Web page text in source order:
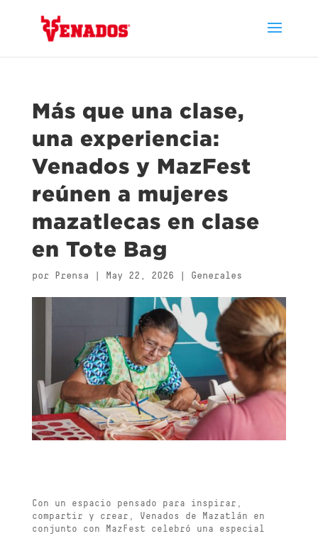
Más que una clase,
una experiencia:
Venados y MazFest
reúnen a mujeres
mazatlecas en clase
en Tote Bag
por Prensa May 22, 2026 Generales
Con un espacio pensado para inspirar,
compartir y crear, Venados de Mazatlán en
conjunto con MazFest celebró una especial